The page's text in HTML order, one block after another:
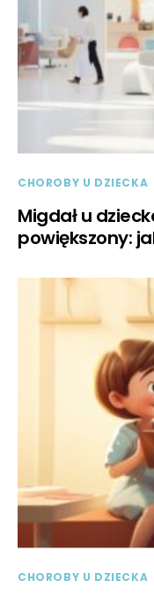
CHOROBY U DZIECKA
Migdał u
powiększony:
CHOROBY U DZIECKA